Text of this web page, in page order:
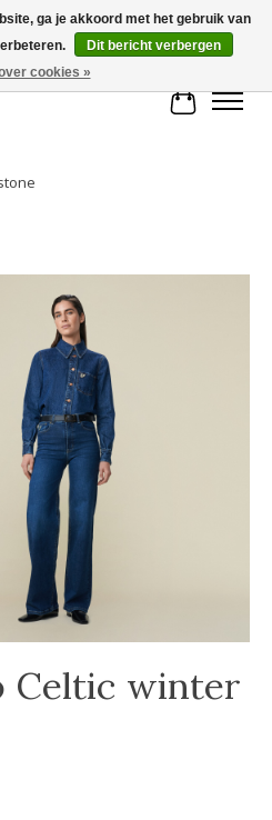
| Gratis verzending vanaf € 75
Celtic winter
ga je akkoord met het gebruik van
Dit bericht verbergen
cookies »